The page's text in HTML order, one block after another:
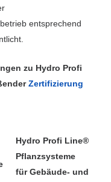
entsprechend
zu Hydro Profi
Zertifizierung
Hydro Profi Line®
Pflanzsysteme
für Gebäude- und